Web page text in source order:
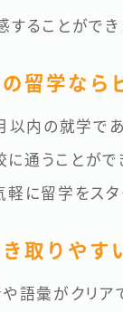
ることができ
留学なら
以内の就学で
に通うことが
に留学をスタ
取りやす
や語彙がクリ